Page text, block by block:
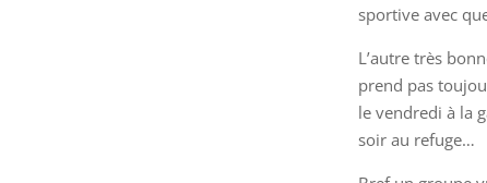
sportive avec
L’autre très
prend pas
le vendredi à la
soir au refuge…